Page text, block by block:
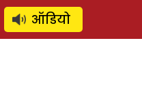
SUBSCRIBE
ऑडियो